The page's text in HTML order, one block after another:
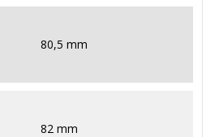
80,5 mm
82 mm